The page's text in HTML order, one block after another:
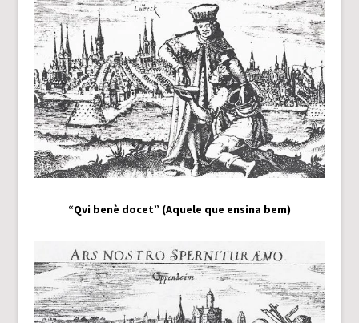
“Qvi benè docet” (Aquele que ensina bem)